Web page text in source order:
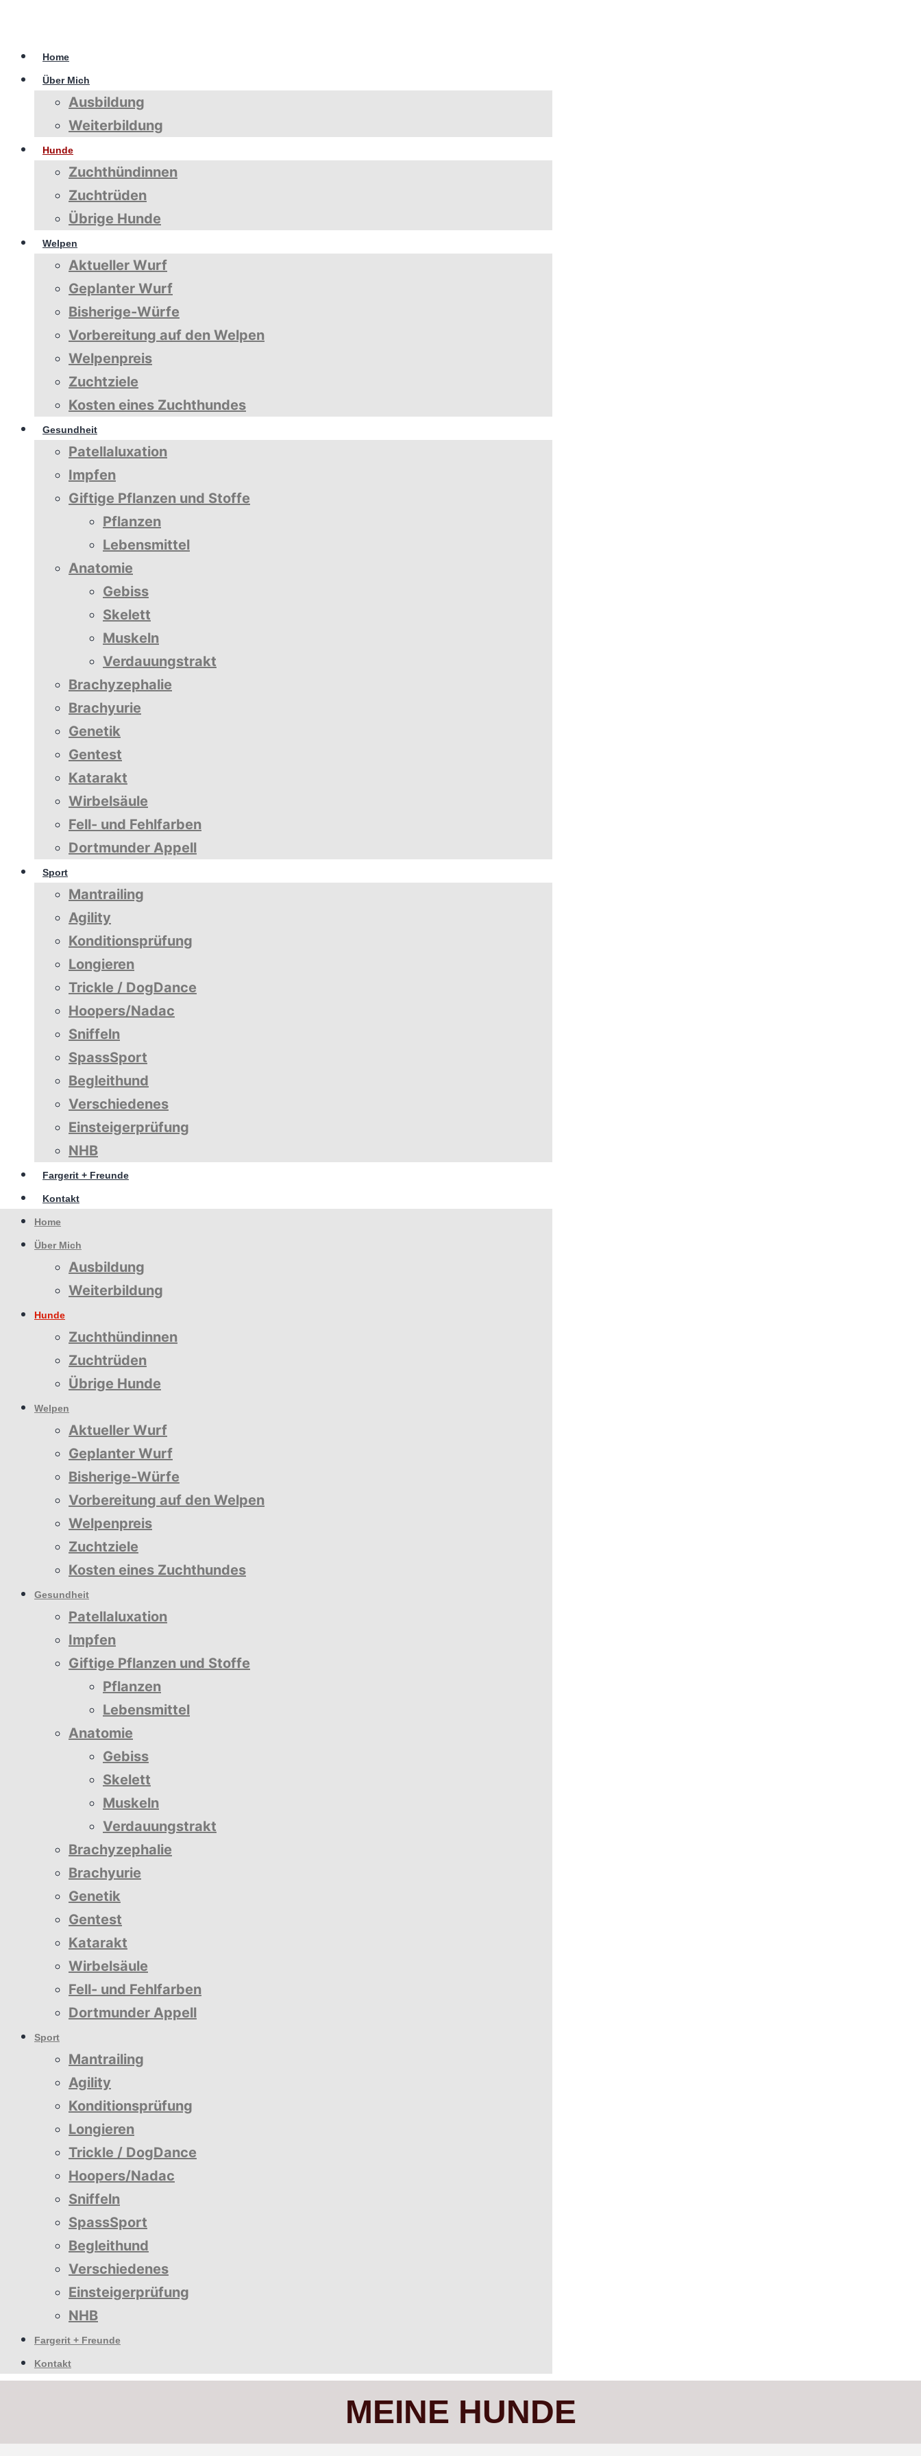
Home
Über Mich
Ausbildung
Weiterbildung
Hunde
Zuchthündinnen
Zuchtrüden
Übrige Hunde
Welpen
Aktueller Wurf
Geplanter Wurf
Bisherige-Würfe
Vorbereitung auf den Welpen
Welpenpreis
Zuchtziele
Kosten eines Zuchthundes
Gesundheit
Patellaluxation
Impfen
Giftige Pflanzen und Stoffe
Pflanzen
Lebensmittel
Anatomie
Gebiss
Skelett
Muskeln
Verdauungstrakt
Brachyzephalie
Brachyurie
Genetik
Gentest
Katarakt
Wirbelsäule
Fell- und Fehlfarben
Dortmunder Appell
Sport
Mantrailing
Agility
Konditionsprüfung
Longieren
Trickle / DogDance
Hoopers/Nadac
Sniffeln
SpassSport
Begleithund
Verschiedenes
Einsteigerprüfung
NHB
Fargerit + Freunde
Kontakt
Home
Über Mich
Ausbildung
Weiterbildung
Hunde
Zuchthündinnen
Zuchtrüden
Übrige Hunde
Welpen
Aktueller Wurf
Geplanter Wurf
Bisherige-Würfe
Vorbereitung auf den Welpen
Welpenpreis
Zuchtziele
Kosten eines Zuchthundes
Gesundheit
Patellaluxation
Impfen
Giftige Pflanzen und Stoffe
Pflanzen
Lebensmittel
Anatomie
Gebiss
Skelett
Muskeln
Verdauungstrakt
Brachyzephalie
Brachyurie
Genetik
Gentest
Katarakt
Wirbelsäule
Fell- und Fehlfarben
Dortmunder Appell
Sport
Mantrailing
Agility
Konditionsprüfung
Longieren
Trickle / DogDance
Hoopers/Nadac
Sniffeln
SpassSport
Begleithund
Verschiedenes
Einsteigerprüfung
NHB
Fargerit + Freunde
Kontakt
MEINE HUNDE